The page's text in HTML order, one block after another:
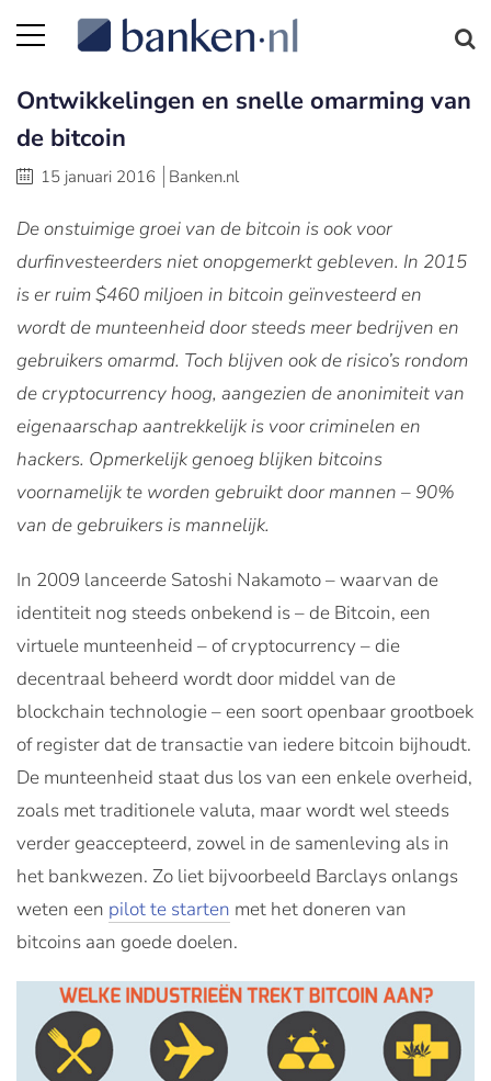
Ontwikkelingen en snelle omarming van
de bitcoin
15 januari 2016 Banken.nl
De onstuimige groei van de bitcoin is ook voor
durfinvesteerders niet onopgemerkt gebleven. In 2015
is er ruim $460 miljoen in bitcoin geïnvesteerd en
wordt de munteenheid door steeds meer bedrijven en
gebruikers omarmd. Toch blijven ook de risico’s rondom
de cryptocurrency hoog, aangezien de anonimiteit van
eigenaarschap aantrekkelijk is voor criminelen en
hackers. Opmerkelijk genoeg blijken bitcoins
voornamelijk te worden gebruikt door mannen – 90%
van de gebruikers is mannelijk.
In 2009 lanceerde Satoshi Nakamoto – waarvan de
identiteit nog steeds onbekend is – de Bitcoin, een
virtuele munteenheid – of cryptocurrency – die
decentraal beheerd wordt door middel van de
blockchain technologie – een soort openbaar grootboek
of register dat de transactie van iedere bitcoin bijhoudt.
De munteenheid staat dus los van een enkele overheid,
zoals met traditionele valuta, maar wordt wel steeds
verder geaccepteerd, zowel in de samenleving als in
het bankwezen. Zo liet bijvoorbeeld Barclays onlangs
weten een pilot te starten met het doneren van
bitcoins aan goede doelen.